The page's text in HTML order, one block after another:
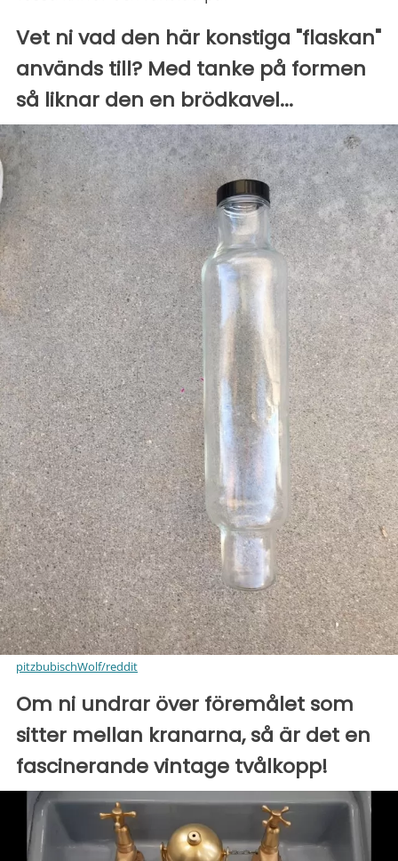
Vet ni vad den här konstiga "flaskan"
används till? Med tanke på formen
så liknar den en brödkavel...
pitzbubischWolf/reddit
Om ni undrar över föremålet som
sitter mellan kranarna, så är det en
fascinerande vintage tvålkopp!